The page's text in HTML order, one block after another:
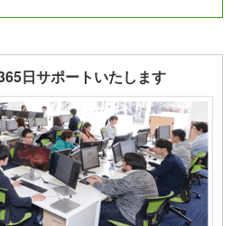
日サポートいたします